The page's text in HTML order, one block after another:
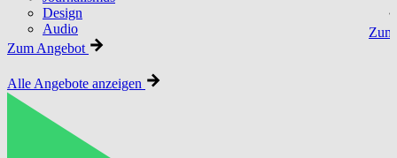
Design
Audio
Zum Angebot
Alle Angebote anzeigen